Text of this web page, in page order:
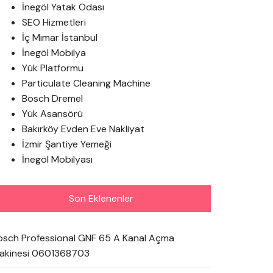
İnegöl Yatak Odası
SEO Hizmetleri
İç Mimar İstanbul
İnegöl Mobilya
Yük Platformu
Particulate Cleaning Machine
Bosch Dremel
Yük Asansörü
Bakırköy Evden Eve Nakliyat
İzmir Şantiye Yemeği
İnegöl Mobilyası
Son Eklenenler
Professional GNF 65 A Kanal Açma
0601368703